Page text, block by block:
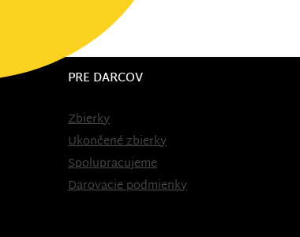
PRE DARCOV
Zbierky
Ukončené zbierky
Spolupracujeme
Darovacie podmienky